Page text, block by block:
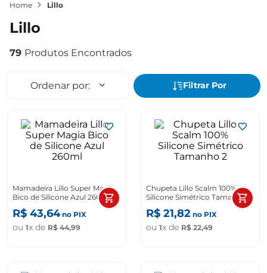
lillo
lillo
79
Mamadeira Lillo Super Magia
Bico de Silicone Azul 260ml
R$ 43,64no PIX
ou 1x de R$ 44,99
Chupeta Lillo Scalm 100%
Silicone Simétrico Tamanho 2
R$ 21,82 no PIX
ou 1x de R$ 22,49